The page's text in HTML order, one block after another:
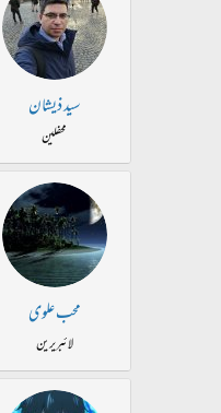
سید ذیشان
محفلین
محب علوی
لائبریرین